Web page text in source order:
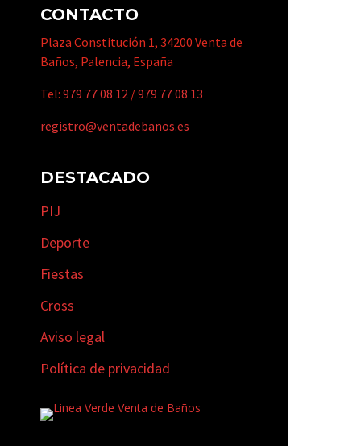
CONTACTO
Plaza Constitución 1, 34200 Venta de
Baños, Palencia, España
Tel: 979 77 08 12 /979 77 08 13
registro@ventadebanos.es
DESTACADO
PIJ
Deporte
Fiestas
Cross
Aviso legal
Política de privacidad